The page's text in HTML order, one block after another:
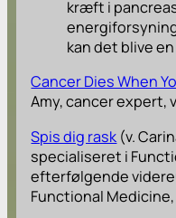
kræft i
kan det blive
Cancer Dies When
Amy, cancer expert,
Spis dig rask (v.
specialiseret i
efterfølgende
Functional Medicine,